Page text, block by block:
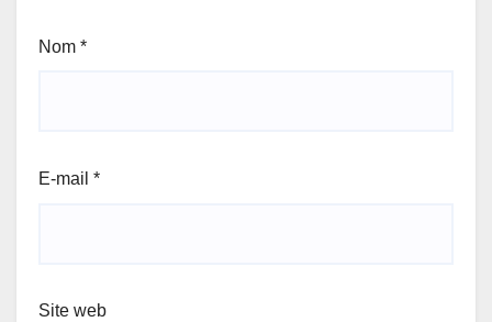
Nom *
E-mail *
Site web